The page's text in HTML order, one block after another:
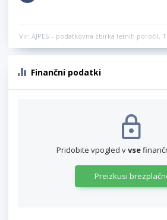
Vir: AJPES – podatkovna zbirka letnih poročil,
Finančni podatki
Pridobite vpogled vvse
Preizkusi